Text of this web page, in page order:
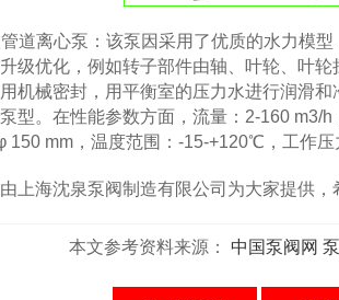
离心泵：该泵因采用了优质的水力模型
级优化，例如转子部件由轴、叶轮、叶
机械密封，用平衡室的压力水进行润滑
型。在性能参数方面，流量：2-160 m3/
150 mm，温度范围：-15-+120℃，工作压
海沈泉泵阀制造有限公司为大家提供，
本文参考资料来源： 中国泵阀网